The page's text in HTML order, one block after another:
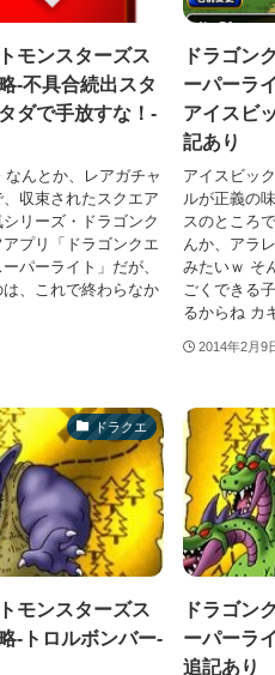
モンスターズス
-不具合続出スタ
ダで手放すな！-
んとか、レアガチャ
収束されたスクエア
リーズ・ドラゴンク
プリ「ドラゴンクエ
パーライト」だが、
、これで終わらなか
ドラゴン
ーパーラ
アイスビ
記あり
アイスビッ
ルが正義の
スのところ
んか、アラ
みたいｗ そ
ごくできる
るからね カ
2014年2月9
ドラクエ
モンスターズス
-トロルボンバー-
ドラゴン
ーパーラ
追記あり